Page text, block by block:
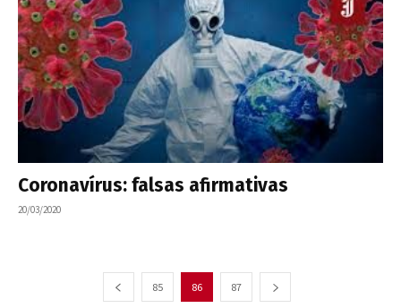
Coronavírus: falsas afirmativas
20/03/2020
85 86 87